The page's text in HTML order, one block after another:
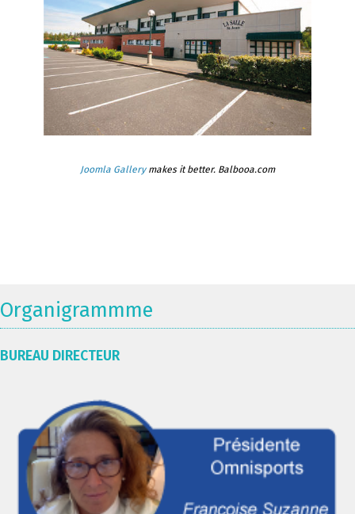
Joomla Gallerymakes it better. Balbooa.com
Organigrammme
BUREAU DIRECTEUR